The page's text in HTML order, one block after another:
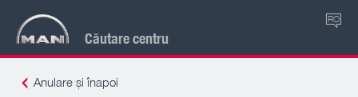
Căutare centru
RO
Anulare și înapoi